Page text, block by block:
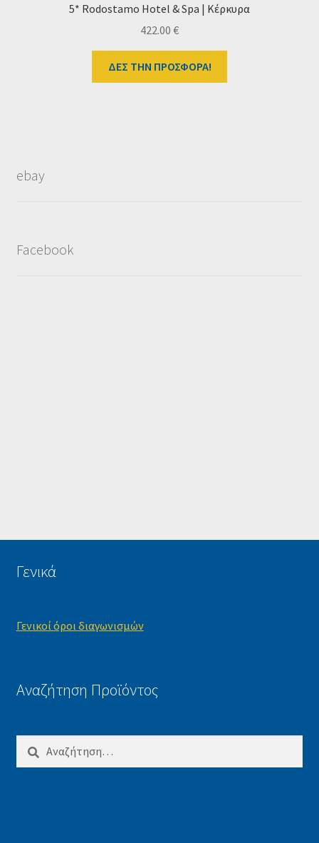
5* Rodostamo Hotel & Spa | Κέρκυρα
422.00 €
ΔΕΣ ΤΗΝ ΠΡΟΣΦΟΡΑ!
ebay
Facebook
Γενικά
Γενικοί όροι διαγωνισμών
Αναζήτηση Προϊόντος
Αναζήτηση